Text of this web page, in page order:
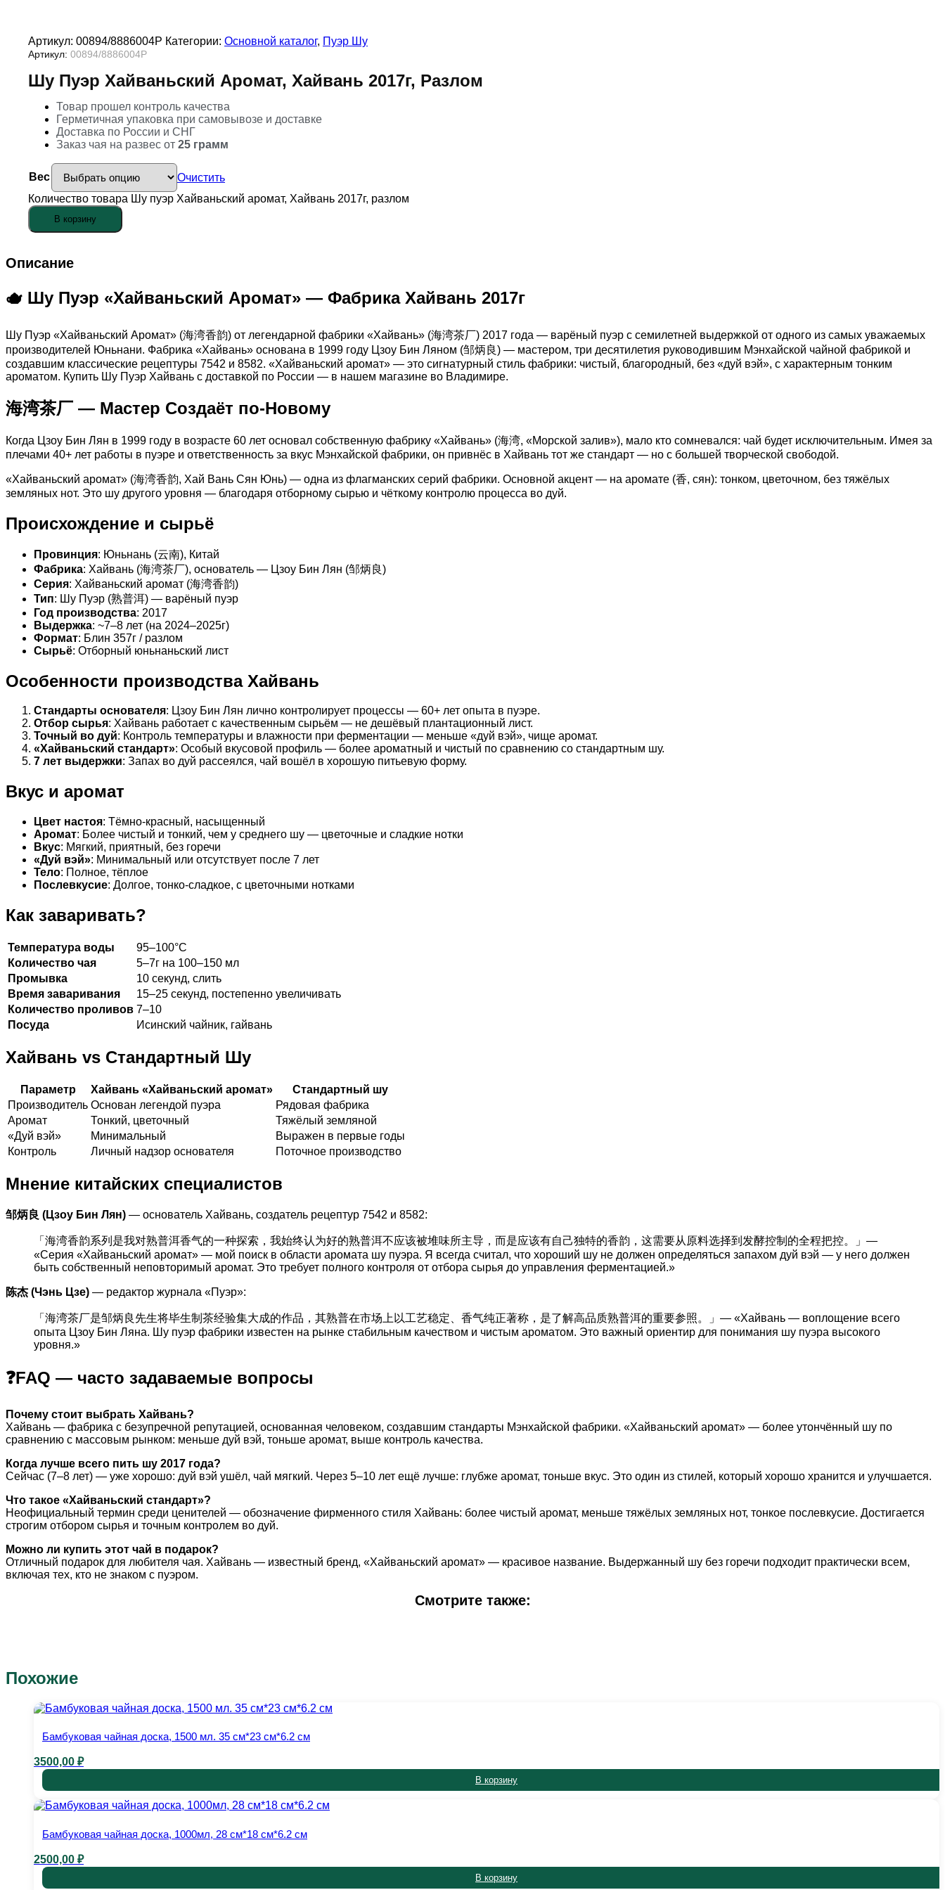
Артикул: 00894/8886004Р Категории: Основной каталог, Пуэр Шу
Артикул: 00894/8886004Р
Шу Пуэр Хайваньский Аромат, Хайвань 2017г, Разлом
Товар прошел контроль качества
Герметичная упаковка при самовывозе и доставке
Доставка по России и СНГ
Заказ чая на развес от 25 грамм
Вес
Очистить
Количество товара Шу пуэр Хайваньский аромат, Хайвань 2017г, разлом
В корзину
Описание
🫖 Шу Пуэр «Хайваньский Аромат» — Фабрика Хайвань 2017г
Шу Пуэр «Хайваньский Аромат» (海湾香韵) от легендарной фабрики «Хайвань» (海湾茶厂) 2017 года — варёный пуэр с семилетней выдержкой от одного из самых уважаемых
производителей Юньнани. Фабрика «Хайвань» основана в 1999 году Цзоу Бин Ляном (邹炳良) — мастером, три десятилетия руководившим Мэнхайской чайной фабрикой и
создавшим классические рецептуры 7542 и 8582. «Хайваньский аромат» — это сигнатурный стиль фабрики: чистый, благородный, без «дуй вэй», с характерным тонким
ароматом. Купить Шу Пуэр Хайвань с доставкой по России — в нашем магазине во Владимире.
海湾茶厂 — Мастер Создаёт по-Новому
Когда Цзоу Бин Лян в 1999 году в возрасте 60 лет основал собственную фабрику «Хайвань» (海湾, «Морской залив»), мало кто сомневался: чай будет исключительным. Имея за
плечами 40+ лет работы в пуэре и ответственность за вкус Мэнхайской фабрики, он привнёс в Хайвань тот же стандарт — но с большей творческой свободой.
«Хайваньский аромат» (海湾香韵, Хай Вань Сян Юнь) — одна из флагманских серий фабрики. Основной акцент — на аромате (香, сян): тонком, цветочном, без тяжёлых
земляных нот. Это шу другого уровня — благодаря отборному сырью и чёткому контролю процесса во дуй.
Происхождение и сырьё
Провинция: Юньнань (云南), Китай
Фабрика: Хайвань (海湾茶厂), основатель — Цзоу Бин Лян (邹炳良)
Серия: Хайваньский аромат (海湾香韵)
Тип: Шу Пуэр (熟普洱) — варёный пуэр
Год производства: 2017
Выдержка: ~7–8 лет (на 2024–2025г)
Формат: Блин 357г / разлом
Сырьё: Отборный юньнаньский лист
Особенности производства Хайвань
Стандарты основателя: Цзоу Бин Лян лично контролирует процессы — 60+ лет опыта в пуэре.
Отбор сырья: Хайвань работает с качественным сырьём — не дешёвый плантационный лист.
Точный во дуй: Контроль температуры и влажности при ферментации — меньше «дуй вэй», чище аромат.
«Хайваньский стандарт»: Особый вкусовой профиль — более ароматный и чистый по сравнению со стандартным шу.
7 лет выдержки: Запах во дуй рассеялся, чай вошёл в хорошую питьевую форму.
Вкус и аромат
Цвет настоя: Тёмно-красный, насыщенный
Аромат: Более чистый и тонкий, чем у среднего шу — цветочные и сладкие нотки
Вкус: Мягкий, приятный, без горечи
«Дуй вэй»: Минимальный или отсутствует после 7 лет
Тело: Полное, тёплое
Послевкусие: Долгое, тонко-сладкое, с цветочными нотками
Как заваривать?
Температура воды
95–100°C
Количество чая
5–7г на 100–150 мл
Промывка
10 секунд, слить
Время заваривания
15–25 секунд, постепенно увеличивать
Количество проливов 7–10
Посуда
Исинский чайник, гайвань
Хайвань vs Стандартный Шу
Параметр Хайвань «Хайваньский аромат»
Стандартный шу
Производитель Основан легендой пуэра
Рядовая фабрика
Аромат
Тонкий, цветочный
Тяжёлый земляной
«Дуй вэй»
Минимальный
Выражен в первые годы
Контроль
Личный надзор основателя Поточное производство
Мнение китайских специалистов
邹炳良 (Цзоу Бин Лян) — основатель Хайвань, создатель рецептур 7542 и 8582:
「海湾香韵系列是我对熟普洱香气的一种探索，我始终认为好的熟普洱不应该被堆味所主导，而是应该有自己独特的香韵，这需要从原料选择到发酵控制的全程把控。」—
«Серия «Хайваньский аромат» — мой поиск в области аромата шу пуэра. Я всегда считал, что хороший шу не должен определяться запахом дуй вэй — у него должен
быть собственный неповторимый аромат. Это требует полного контроля от отбора сырья до управления ферментацией.»
陈杰 (Чэнь Цзе) — редактор журнала «Пуэр»:
「海湾茶厂是邹炳良先生将毕生制茶经验集大成的作品，其熟普在市场上以工艺稳定、香气纯正著称，是了解高品质熟普洱的重要参照。」— «Хайвань — воплощение всего
опыта Цзоу Бин Ляна. Шу пуэр фабрики известен на рынке стабильным качеством и чистым ароматом. Это важный ориентир для понимания шу пуэра высокого
уровня.»
❓FAQ — часто задаваемые вопросы
Почему стоит выбрать Хайвань?
Хайвань — фабрика с безупречной репутацией, основанная человеком, создавшим стандарты Мэнхайской фабрики. «Хайваньский аромат» — более утончённый шу по
сравнению с массовым рынком: меньше дуй вэй, тоньше аромат, выше контроль качества.
Когда лучше всего пить шу 2017 года?
Сейчас (7–8 лет) — уже хорошо: дуй вэй ушёл, чай мягкий. Через 5–10 лет ещё лучше: глубже аромат, тоньше вкус. Это один из стилей, который хорошо хранится и улучшается.
Что такое «Хайваньский стандарт»?
Неофициальный термин среди ценителей — обозначение фирменного стиля Хайвань: более чистый аромат, меньше тяжёлых земляных нот, тонкое послевкусие. Достигается
строгим отбором сырья и точным контролем во дуй.
Можно ли купить этот чай в подарок?
Отличный подарок для любителя чая. Хайвань — известный бренд, «Хайваньский аромат» — красивое название. Выдержанный шу без горечи подходит практически всем,
включая тех, кто не знаком с пуэром.
Смотрите также:
Похожие
Бамбуковая чайная доска, 1500 мл. 35 см*23 см*6.2 см
3500,00 ₽
В корзину
Бамбуковая чайная доска, 1000мл, 28 см*18 см*6.2 см
2500,00 ₽
В корзину